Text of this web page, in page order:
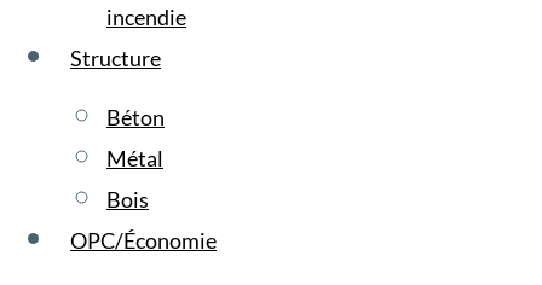
incendie
Structure
Béton
Métal
Bois
OPC/Économie